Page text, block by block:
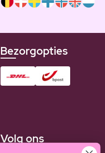
Bezorgopties
Volg ons